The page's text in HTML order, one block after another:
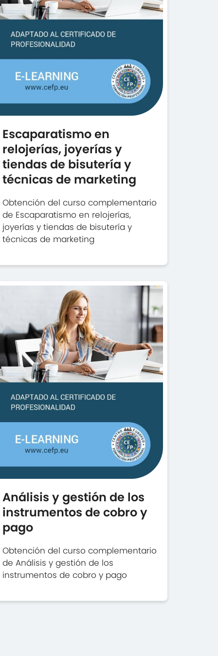
Escaparatismo en
relojerías, joyerías y
tiendas de bisutería y
técnicas de marketing
Obtención del curso complementario
de Escaparatismo en relojerías,
joyerías y tiendas de bisutería y
técnicas de marketing
Análisis y gestión de los
instrumentos de cobro y
pago
Obtención del curso complementario
de Análisis y gestión de los
instrumentos de cobro y pago